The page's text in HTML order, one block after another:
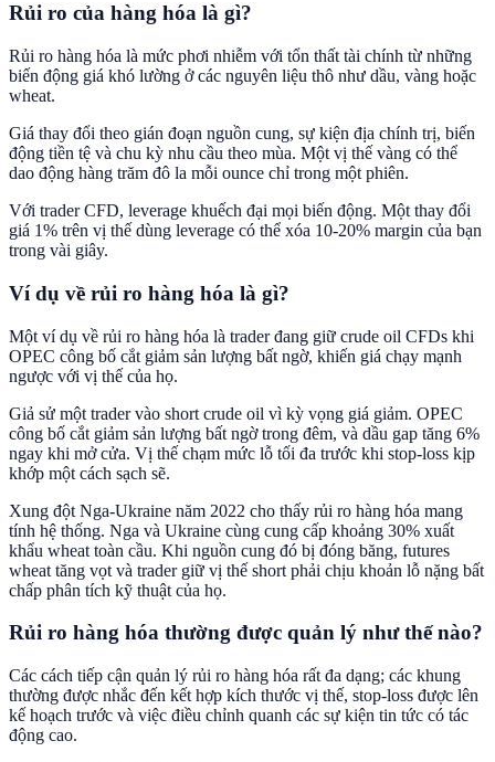
Rủi ro của hàng hóa là gì?
Rủi ro hàng hóa là mức phơi nhiễm với tổn thất tài chính từ những
biến động giá khó lường ở các nguyên liệu thô như dầu, vàng hoặc
wheat.
Giá thay đổi theo gián đoạn nguồn cung, sự kiện địa chính trị, biến
động tiền tệ và chu kỳ nhu cầu theo mùa. Một vị thế vàng có thể
dao động hàng trăm đô la mỗi ounce chỉ trong một phiên.
Với trader CFD, leverage khuếch đại mọi biến động. Một thay đổi
giá 1% trên vị thế dùng leverage có thể xóa 10-20% margin của bạn
trong vài giây.
Ví dụ về rủi ro hàng hóa là gì?
Một ví dụ về rủi ro hàng hóa là trader đang giữ crude oil CFDs khi
OPEC công bố cắt giảm sản lượng bất ngờ, khiến giá chạy mạnh
ngược với vị thế của họ.
Giả sử một trader vào short crude oil vì kỳ vọng giá giảm. OPEC
công bố cắt giảm sản lượng bất ngờ trong đêm, và dầu gap tăng 6%
ngay khi mở cửa. Vị thế chạm mức lỗ tối đa trước khi stop-loss kịp
khớp một cách sạch sẽ.
Xung đột Nga-Ukraine năm 2022 cho thấy rủi ro hàng hóa mang
tính hệ thống. Nga và Ukraine cùng cung cấp khoảng 30% xuất
khẩu wheat toàn cầu. Khi nguồn cung đó bị đóng băng, futures
wheat tăng vọt và trader giữ vị thế short phải chịu khoản lỗ nặng bất
chấp phân tích kỹ thuật của họ.
Rủi ro hàng hóa thường được quản lý như thế nào?
Các cách tiếp cận quản lý rủi ro hàng hóa rất đa dạng; các khung
thường được nhắc đến kết hợp kích thước vị thế, stop-loss được lên
kế hoạch trước và việc điều chỉnh quanh các sự kiện tin tức có tác
động cao.